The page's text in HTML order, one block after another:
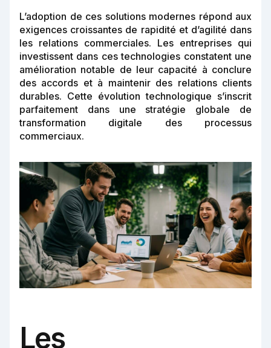
L’adoption de ces solutions modernes répond aux
exigences croissantes de rapidité et d’agilité dans
les relations commerciales. Les entreprises qui
investissent dans ces technologies constatent une
amélioration notable de leur capacité à conclure
des accords et à maintenir des relations clients
durables. Cette évolution technologique s’inscrit
parfaitement dans une stratégie globale de
transformation digitale des processus
commerciaux.
Les